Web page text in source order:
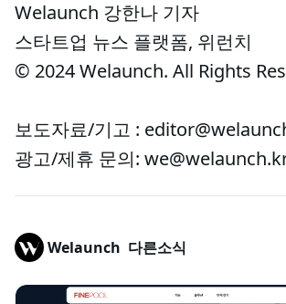
Welaunch 강한나 기자
스타트업 뉴스 플랫폼, 위런치
© 2024 Welaunch. All Rights
보도자료/기고 :
광고/제휴 문의:
Welaunch 다른소식